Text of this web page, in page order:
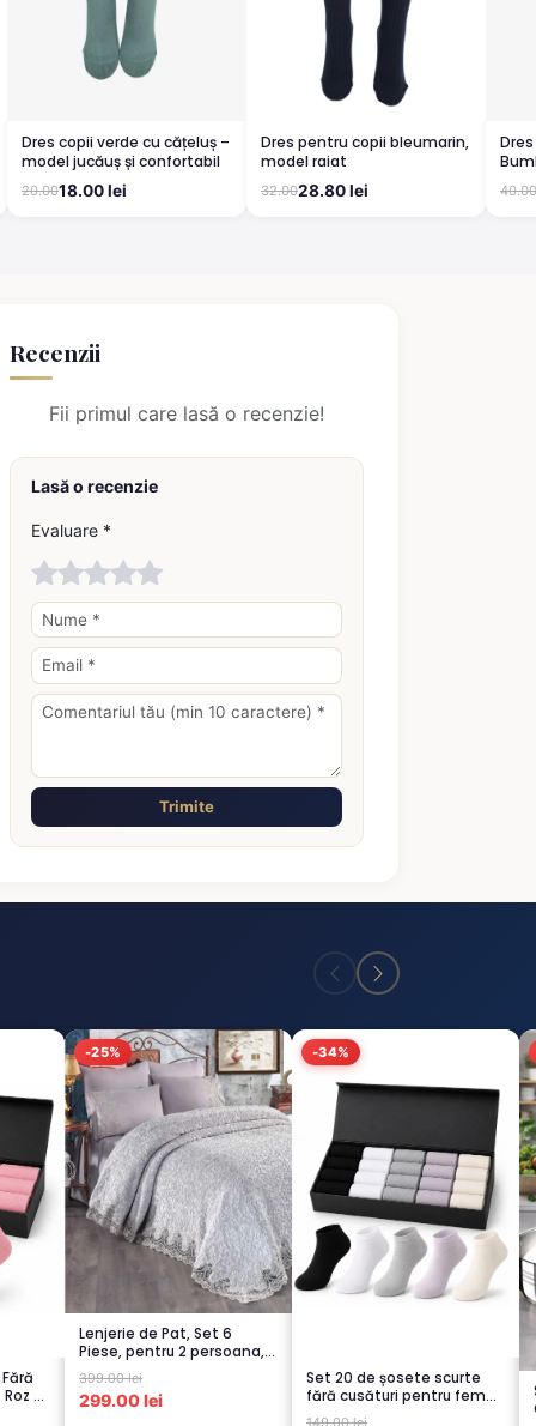
Dres copii verde cu cățeluș –
model jucăuș și confortabil
20.0018.00 lei
Dres pentru copii bleumarin,
model raiat
32.0028.80 lei 40.00
Recenzii
Fii primul care lasă o recenzie!
Lasă o recenzie
Evaluare *
Trimite
–
-25%
Lenjerie de Pat, Set 6
Piese, pentru 2 persoana,
GRI -1...
399.00 lei
299.00 lei
-34%
Set 20 de șosete scurte
fără cusături pentru femei
– 5...
149.00 lei